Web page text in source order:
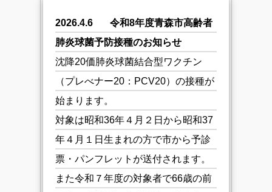
2026.4.6 令和8年度青森市高齢者
肺炎球菌予防接種のお知らせ
沈降20価肺炎球菌結合型ワクチン
（プレべナー20：PCV20）の接種が
始まります。
対象は昭和36年４月２日から昭和37
年４月１日生まれの方で市から予診
票・パンフレットが送付されます。
また令和７年度の対象者で66歳の前